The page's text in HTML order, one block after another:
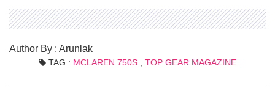
Author By : Arunlak
TAG : MCLAREN 750S TOP GEAR MAGAZINE